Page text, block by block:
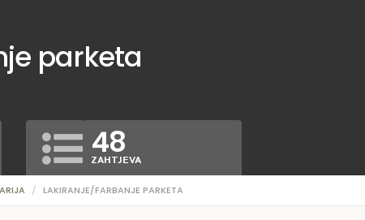
LAKIRANJE/FARBANJE PARKETA
parketa
48
ZAHTJEVA